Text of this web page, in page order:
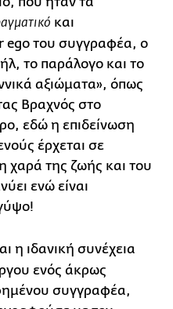
και
ego του συγγραφέα, ο
το παράλογο και το
αξιώματα», όπως
Βραχνός στο
εδώ η επιδείνωση
έρχεται σε
χαρά της ζωής και του
ενώ είναι
η ιδανική συνέχεια
ενός άκρως
συγγραφέα,